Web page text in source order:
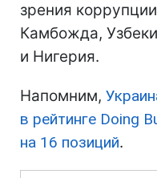
зрения
Камбожда,
и Нигерия.
Напомним,
в рейтинге Doing
на 16 позиций.